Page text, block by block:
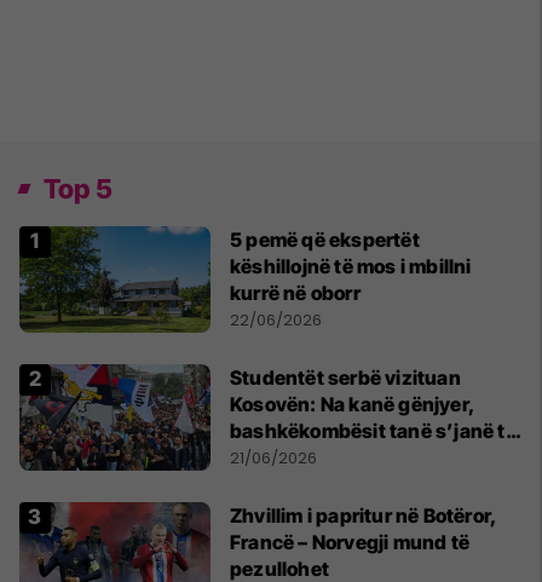
Top 5
5 pemë që ekspertët
këshillojnë të mos i mbillni
kurrë në oborr
22/06/2026
Studentët serbë vizituan
Kosovën: Na kanë gënjyer,
bashkëkombësit tanë s’janë të
shtypur
21/06/2026
Zhvillim i papritur në Botëror,
Francë – Norvegji mund të
pezullohet